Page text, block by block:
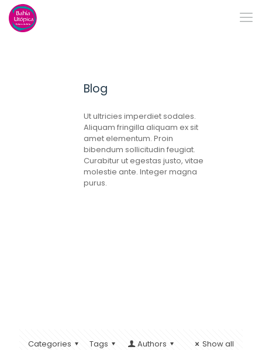
Blog
Ut ultricies imperdiet sodales.
Aliquam fringilla aliquam ex sit
amet elementum. Proin
bibendum sollicitudin feugiat.
Curabitur ut egestas justo, vitae
molestie ante. Integer magna
purus.
Categories Tags Authors Show all